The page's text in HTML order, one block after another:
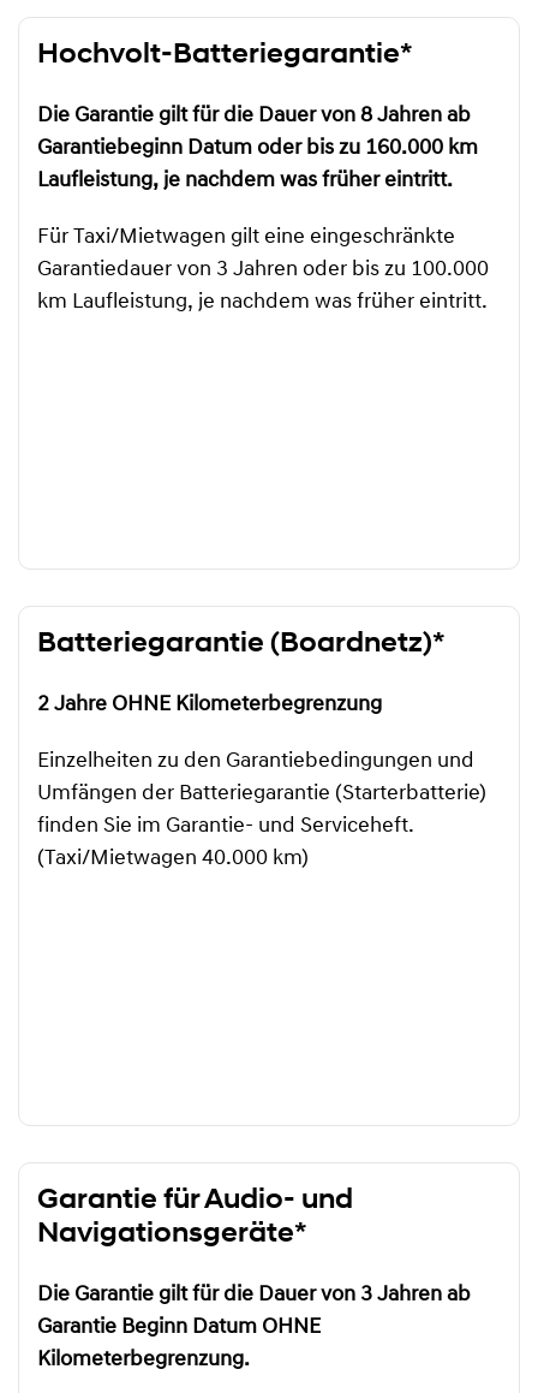
Hochvolt-Batteriegarantie*
Die Garantie gilt für die Dauer von 8 Jahren ab
Garantiebeginn Datum oder bis zu 160.000 km
Laufleistung, je nachdem was früher eintritt.
Für Taxi/Mietwagen gilt eine eingeschränkte
Garantiedauer von 3 Jahren oder bis zu 100.000
km Laufleistung, je nachdem was früher eintritt.
Batteriegarantie (Boardnetz)*
2 Jahre OHNE Kilometerbegrenzung
Einzelheiten zu den Garantiebedingungen und
Umfängen der Batteriegarantie (Starterbatterie)
finden Sie im Garantie- und Serviceheft.
(Taxi/Mietwagen 40.000 km)
Garantie für Audio- und
Navigationsgeräte*
Die Garantie gilt für die Dauer von 3 Jahren ab
Garantie Beginn Datum OHNE
Kilometerbegrenzung.